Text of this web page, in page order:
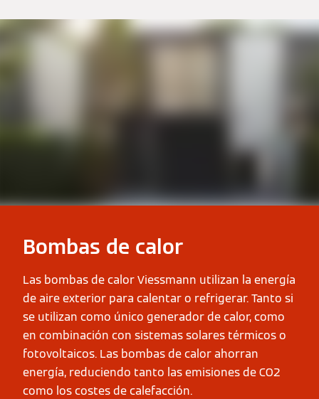
Bombas de calor
Las bombas de calor Viessmann utilizan la energía
de aire exterior para calentar o refrigerar. Tanto si
se utilizan como único generador de calor, como
en combinación con sistemas solares térmicos o
fotovoltaicos. Las bombas de calor ahorran
energía, reduciendo tanto las emisiones de CO2
como los costes de calefacción.